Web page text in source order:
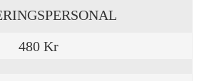
480 Kr